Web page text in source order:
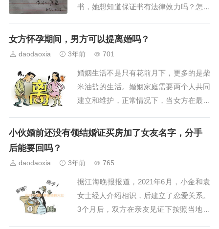
书，她想知道保证书有法律效力吗？怎么
实践中，保证书一般是在夫妻一方出现过
以明确一方的过错事实，如什么时间发生
了什么事情...
女方怀孕期间，男方可以提离婚吗？
daodaoxia 3年前 701
婚姻生活不是只有花前月下，更多的是柴
米油盐的生活。婚姻家庭需要两个人共同
建立和维护，正常情况下，当女方在最为
婚，这无疑是对女方的一种伤害和打击，
个月内，身体和心理都需要得到充分的恢
复和照顾。...
小伙婚前还没有领结婚证买房加了女友名字，分手
后能要回吗？
daodaoxia 3年前 765
据江海晚报报道，2021年6月，小金和袁
女士经人介绍相识，后建立了恋爱关系。
3个月后，双方在亲友见证下按照当地风